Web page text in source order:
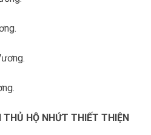
HỘ NHỨT THIẾT THIỆN